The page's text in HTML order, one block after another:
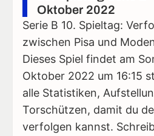
Oktober 2022
Serie B 10. Spieltag:
zwischen Pisa und
Dieses Spiel findet am
Oktober 2022 um 16:15
alle Statistiken,
Torschützen, damit du
verfolgen kannst.